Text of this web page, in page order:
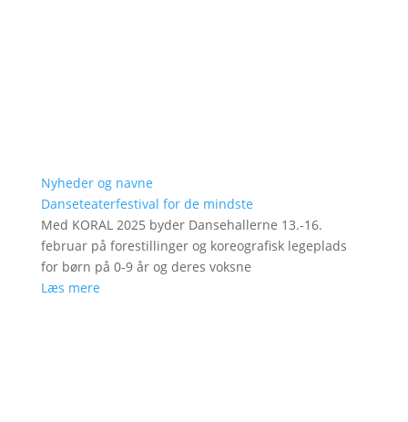
Nyheder og navne
Danseteaterfestival for de mindste
Med KORAL 2025 byder Dansehallerne 13.-16.
februar på forestillinger og koreografisk legeplads
for børn på 0-9 år og deres voksne
Læs mere